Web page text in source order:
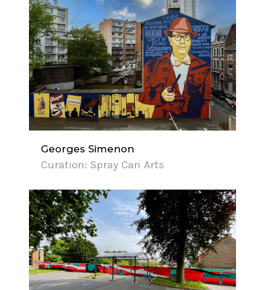
Georges Simenon
Curation: Spray Can Arts